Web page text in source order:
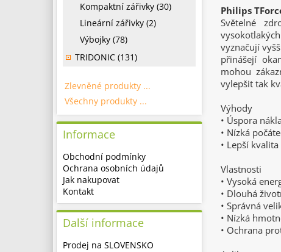
Philips
Světelné
vyznačují
přinášejí
mohou
vylepšit tak
Výhody
• Úspora
• Nízká
• Lepší
Vlastnosti
• Vysoká
• Dlouhá
• Správná
• Nízká
• Ochrana
Kompaktní zářivky (30)
Lineární zářivky (2)
Výbojky (78)
TRIDONIC (131)
Zlevněné produkty ...
Všechny produkty ...
Informace
Obchodní podmínky
Ochrana osobních údajů
Jak nakupovat
Kontakt
Další informace
Prodej na SLOVENSKO